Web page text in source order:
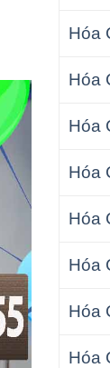
Hóa
Hóa
Hóa
Hóa
Hóa
Hóa
Hóa
Hóa